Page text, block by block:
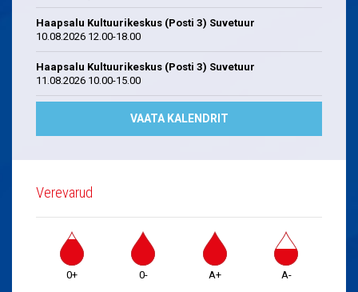
Haapsalu Kultuurikeskus (Posti 3) Suvetuur
10.08.2026 12.00-18.00
Haapsalu Kultuurikeskus (Posti 3) Suvetuur
11.08.2026 10.00-15.00
VAATA KALENDRIT
Verevarud
0+ 0- A+ A-